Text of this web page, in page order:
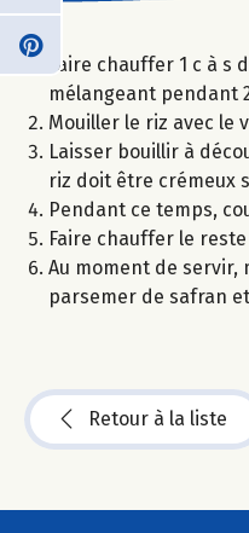
Faire chauffer 1 c à s
mélangeant pendant
Mouiller le riz avec le
Laisser bouillir à
riz doit être crémeux
Pendant ce temps,
Faire chauffer le
Au moment de servir,
parsemer de safran
Retour à la liste